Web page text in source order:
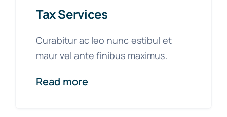
Tax Services
Curabitur ac leo nunc estibul et
maur vel ante finibus maximus.
Read more